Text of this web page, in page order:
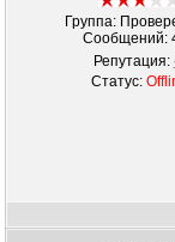
Группа:
Сообщений:
Репутация:
Статус: